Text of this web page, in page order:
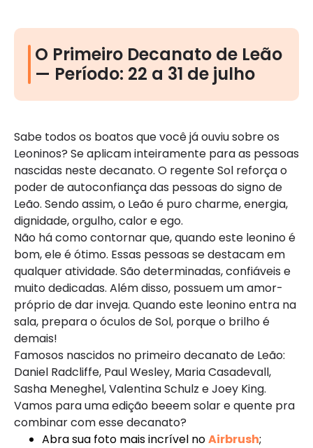
O Primeiro Decanato de Leão
— Período: 22 a 31 de julho
Sabe todos os boatos que você já ouviu sobre os
Leoninos? Se aplicam inteiramente para as pessoas
nascidas neste decanato. O regente Sol reforça o
poder de autoconfiança das pessoas do signo de
Leão. Sendo assim, o Leão é puro charme, energia,
dignidade, orgulho, calor e ego.
Não há como contornar que, quando este leonino é
bom, ele é ótimo. Essas pessoas se destacam em
qualquer atividade. São determinadas, confiáveis e
muito dedicadas. Além disso, possuem um amor-
próprio de dar inveja. Quando este leonino entra na
sala, prepara o óculos de Sol, porque o brilho é
demais!
Famosos nascidos no primeiro decanato de Leão:
Daniel Radcliffe, Paul Wesley, Maria Casadevall,
Sasha Meneghel, Valentina Schulz e Joey King.
Vamos para uma edição beeem solar e quente pra
combinar com esse decanato?
Abra sua foto mais incrível noAirbrush;